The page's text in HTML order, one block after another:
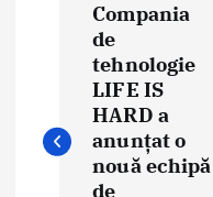
i
g
Compania
de
tehnologie
LIFE IS
HARD a
anunțat o
nouă echipă
de